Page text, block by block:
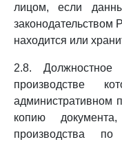
лицом, если
законодательством
находится или
2.8.
производстве
административном
копию документа,
производства